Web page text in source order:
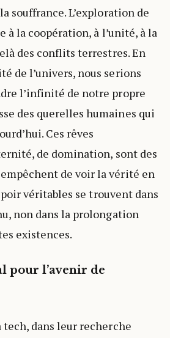
souffrance. L’exploration de
à la coopération, à l’unité, à la
des conflits terrestres. En
de l’univers, nous serions
l’infinité de notre propre
des querelles humaines qui
Ces rêves
de domination, sont des
de voir la vérité en
véritables se trouvent dans
non dans la prolongation
existences.
pour l’avenir de
tech, dans leur recherche